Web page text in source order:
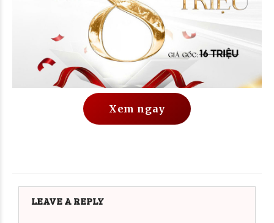
Xem ngay
LEAVE A REPLY